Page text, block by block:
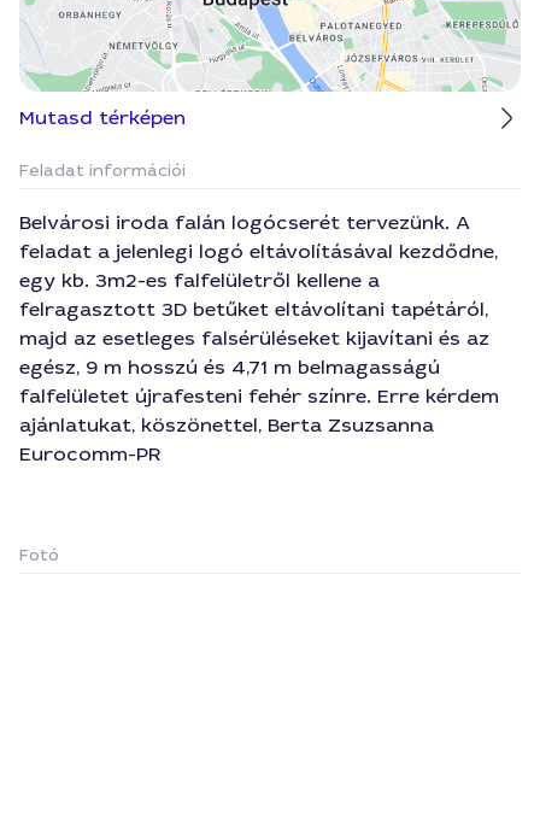
Mutasd térképen
Feladat információi
Belvárosi iroda falán logócserét tervezünk. A
feladat a jelenlegi logó eltávolításával kezdődne,
egy kb. 3m2-es falfelületről kellene a
felragasztott 3D betűket eltávolítani tapétáról,
majd az esetleges falsérüléseket kijavítani és az
egész, 9 m hosszú és 4,71 m belmagasságú
falfelületet újrafesteni fehér színre. Erre kérdem
ajánlatukat, köszönettel, Berta Zsuzsanna
Eurocomm-PR
Fotó